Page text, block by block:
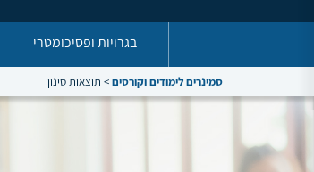
בגרויות ופסיכומטרי
סמינרים לימודים וקורסים> תוצאות סינון